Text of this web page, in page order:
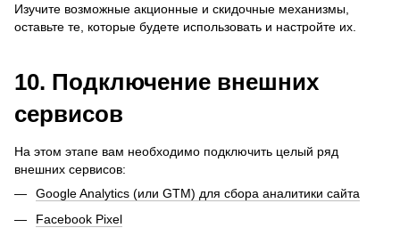
Изучите возможные акционные и скидочные механизмы,
оставьте те, которые будете использовать и настройте их.
10. Подключение внешних
сервисов
На этом этапе вам необходимо подключить целый ряд
внешних сервисов:
Google Analytics (или GTM) для сбора аналитики сайта
Facebook Pixel